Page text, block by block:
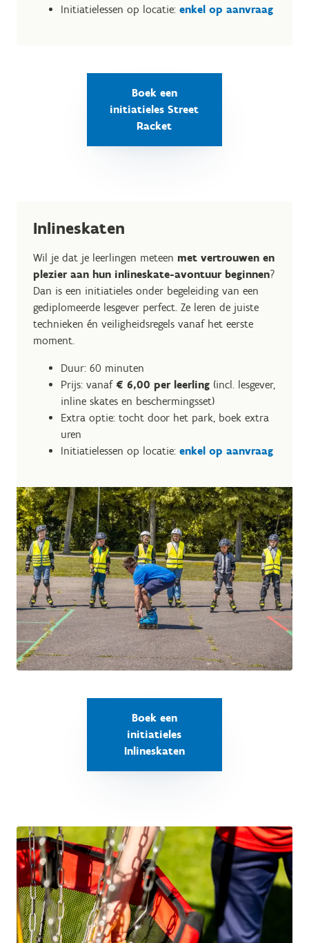
Initiatielessen op locatie: enkel op aanvraag
Boek een
initiatieles Street
Racket
Inlineskaten
Wil je dat je leerlingen meteen met vertrouwen en
plezier aan hun inlineskate-avontuur beginnen?
Dan is een initiatieles onder begeleiding van een
gediplomeerde lesgever perfect. Ze leren de juiste
technieken én veiligheidsregels vanaf het eerste
moment.
Duur: 60 minuten
Prijs: vanaf € 6,00 per leerling (incl. lesgever,
inline skates en beschermingsset)
Extra optie: tocht door het park, boek extra
uren
Initiatielessen op locatie: enkel op aanvraag
Boek een
initiatieles
Inlineskaten